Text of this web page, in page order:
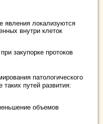
явления локализуются
внутри клеток
закупорке протоков
патологического
таких путей развития:
объемов